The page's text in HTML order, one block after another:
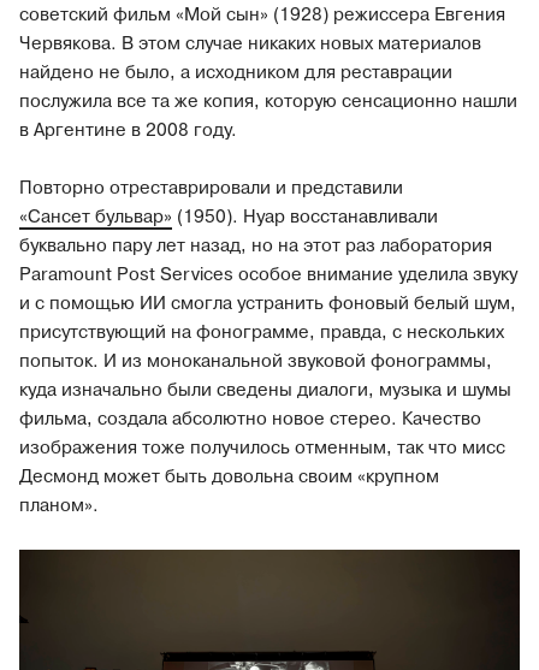
советский фильм «Мой сын» (1928) режиссера Евгения
Червякова. В этом случае никаких новых материалов
найдено не было, а исходником для реставрации
послужила все та же копия, которую сенсационно нашли
в Аргентине в 2008 году.
Повторно отреставрировали и представили
«Сансет бульвар» (1950). Нуар восстанавливали
буквально пару лет назад, но на этот раз лаборатория
Paramount Post Services особое внимание уделила звуку
и с помощью ИИ смогла устранить фоновый белый шум,
присутствующий на фонограмме, правда, с нескольких
попыток. И из моноканальной звуковой фонограммы,
куда изначально были сведены диалоги, музыка и шумы
фильма, создала абсолютно новое стерео. Качество
изображения тоже получилось отменным, так что мисс
Десмонд может быть довольна своим «крупном
планом».